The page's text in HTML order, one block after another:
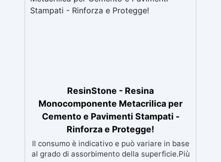
resistente ai raggi UV, duraturo e con finitura
ResinStone - Resina
Monocomponente Metacrilica per
Cemento e Pavimenti Stampati -
Rinforza e Protegge!
Il consumo è indicativo e può variare in base
al grado di assorbimento della superficie.Più